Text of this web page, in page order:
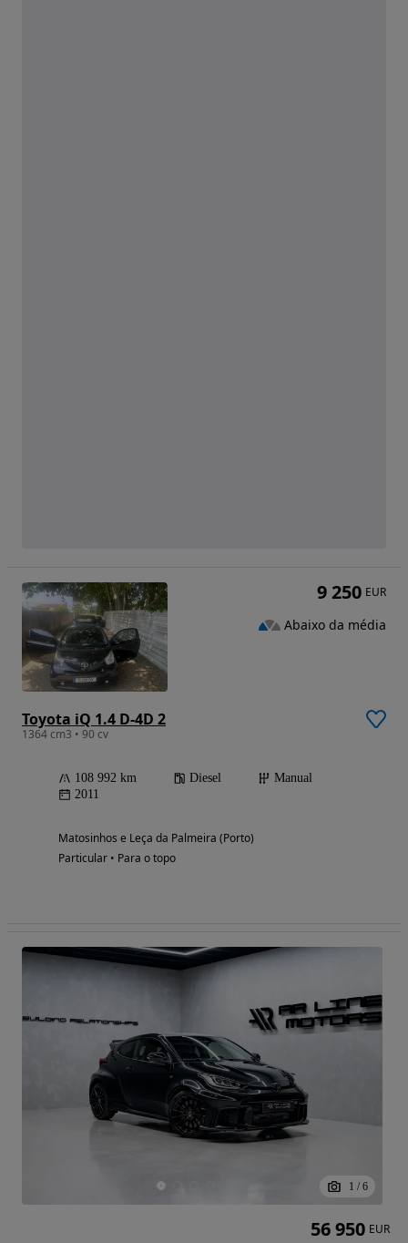
Toyota iQ 1.4 D-4D 2
1364 cm3 • 90 cv
108 992 km Diesel
Manual
2011
Matosinhos e Leça da Palmeira (Porto)
Particular • Para o topo
9 250 EUR
Abaixo da média
1 / 6
56 950 EUR